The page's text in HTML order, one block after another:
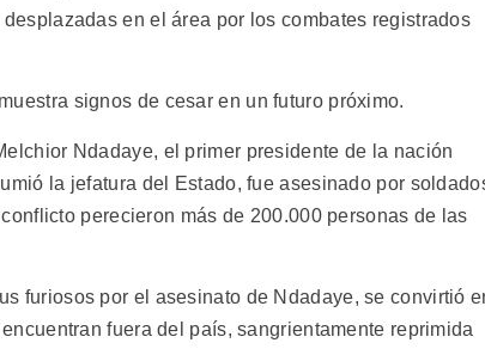
en el área por los combates registrados
signos de cesar en un futuro próximo.
Ndadaye, el primer presidente de la nación
la jefatura del Estado, fue asesinado por
perecieron más de 200.000 personas de las
furiosos por el asesinato de Ndadaye, se convirtió
fuera del país, sangrientamente reprimida